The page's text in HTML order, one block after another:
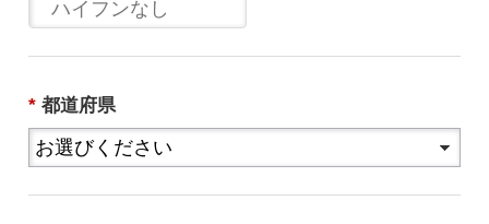
* 都道府県